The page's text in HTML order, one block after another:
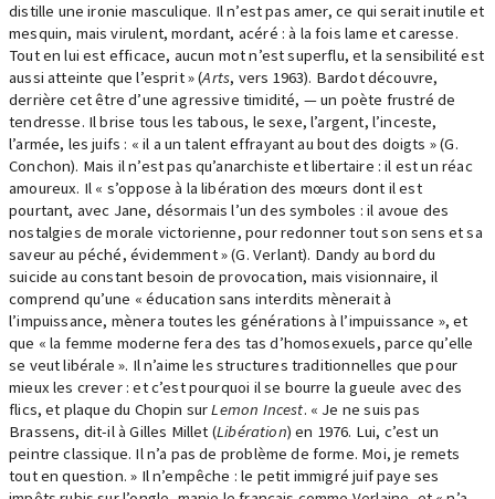
distille une ironie masculique. Il n’est pas amer, ce qui serait inutile et
mesquin, mais virulent, mordant, acéré : à la fois lame et caresse.
Tout en lui est efficace, aucun mot n’est superflu, et la sensibilité est
aussi atteinte que l’esprit » (Arts, vers 1963). Bardot découvre,
derrière cet être d’une agressive timidité, — un poète frustré de
tendresse. Il brise tous les tabous, le sexe, l’argent, l’inceste,
l’armée, les juifs : « il a un talent effrayant au bout des doigts » (G.
Conchon). Mais il n’est pas qu’anarchiste et libertaire : il est un réac
amoureux. Il « s’oppose à la libération des mœurs dont il est
pourtant, avec Jane, désormais l’un des symboles : il avoue des
nostalgies de morale victorienne, pour redonner tout son sens et sa
saveur au péché, évidemment » (G. Verlant). Dandy au bord du
suicide au constant besoin de provocation, mais visionnaire, il
comprend qu’une « éducation sans interdits mènerait à
l’impuissance, mènera toutes les générations à l’impuissance », et
que « la femme moderne fera des tas d’homosexuels, parce qu’elle
se veut libérale ». Il n’aime les structures traditionnelles que pour
mieux les crever : et c’est pourquoi il se bourre la gueule avec des
flics, et plaque du Chopin surLemon Incest. « Je ne suis pas
Brassens, dit-il à Gilles Millet (Libération) en 1976. Lui, c’est un
peintre classique. Il n’a pas de problème de forme. Moi, je remets
tout en question. » Il n’empêche : le petit immigré juif paye ses